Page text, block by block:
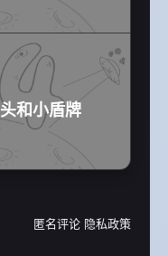
和小盾牌
匿名评论 隐私政策